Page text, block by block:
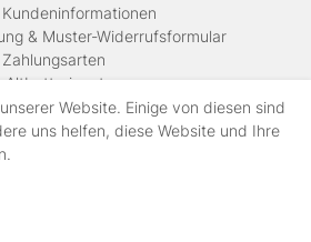
Kundeninformationen
& Muster-Widerrufsformular
Zahlungsarten
Altbatterieentsorgung
& Lieferinformationen
Zahlungsarten
Website. Einige von diesen sind
uns helfen, diese Website und Ihre